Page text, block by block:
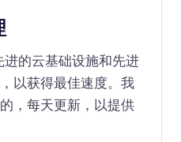
进的云基础设施和先进
以获得最佳速度。我
，每天更新，以提供